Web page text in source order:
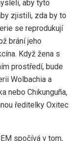
aby tyto
zjistili, zda by to
se reprodukují
brání jeho
Když žena s
prostředí, bude
Wolbachia a
nebo Chikunguña,
ředitelky Oxitec
spočívá v tom,